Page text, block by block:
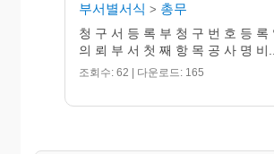
부서별서식 > 총무
청 구 서 등 록 부 청 구 번 호 등 록
의 뢰 부 서 첫 째 항 목 공 사 명 비
조회수: 62 | 다운로드: 165